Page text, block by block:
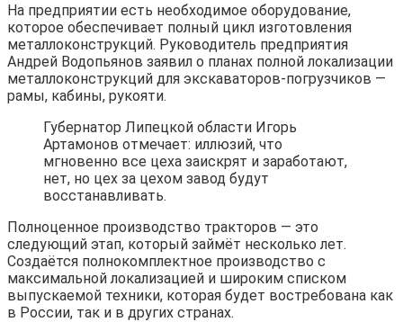
На предприятии есть необходимое оборудование,
которое обеспечивает полный цикл изготовления
металлоконструкций. Руководитель предприятия
Андрей Водопьянов заявил о планах полной локализации
металлоконструкций для экскаваторов-погрузчиков —
рамы, кабины, рукояти.
Губернатор Липецкой области Игорь
Артамонов отмечает: иллюзий, что
мгновенно все цеха заискрят и заработают,
нет, но цех за цехом завод будут
восстанавливать.
Полноценное производство тракторов — это
следующий этап, который займёт несколько лет.
Создаётся полнокомплектное производство с
максимальной локализацией и широким списком
выпускаемой техники, которая будет востребована как
в России, так и в других странах.